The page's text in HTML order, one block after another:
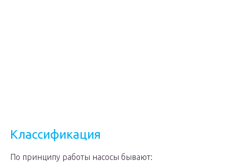
Классификация
По принципу работы насосы бывают: